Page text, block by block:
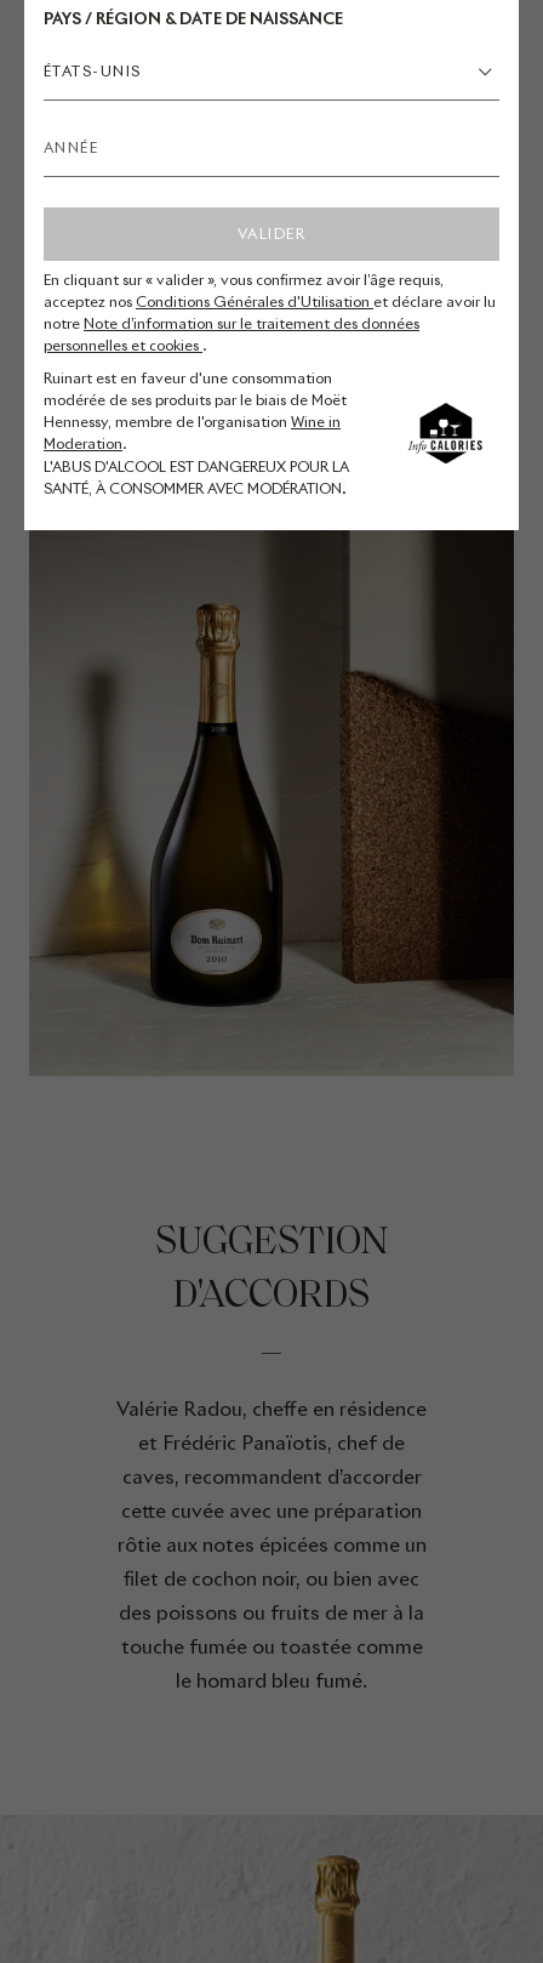
PAYS / RÉGION & DATE DE NAISSANCE
ÉTATS-UNIS
VALIDER
En cliquant sur « valider », vous confirmez avoir l’âge requis,
acceptez nos Conditions Générales d'Utilisation et déclare avoir lu
notre Note d’information sur le traitement des données
personnelles et cookies .
Ruinart est en faveur d'une consommation
modérée de ses produits par le biais de Moët
Hennessy, membre de l'organisation Wine in
Moderation.
L'ABUS D'ALCOOL EST DANGEREUX POUR LA
SANTÉ, À CONSOMMER AVEC MODÉRATION.
de muscade, la noisette et l’amande torréfiées et
EN BOUCHE
Au palais, des arômes de feuille de figuier se
mêlent à des notes de thé noir et d’épices
fraîches. Le vin se prolonge avec une finale
fraîche relevée par une élégante amertume.
SUGGESTION
D'ACCORDS
Valérie Radou, cheffe en résidence
et Frédéric Panaïotis, chef de
caves, recommandent d’accorder
cette cuvée avec une préparation
rôtie aux notes épicées comme un
filet de cochon noir, ou bien avec
des poissons ou fruits de mer à la
touche fumée ou toastée comme
le homard bleu fumé.